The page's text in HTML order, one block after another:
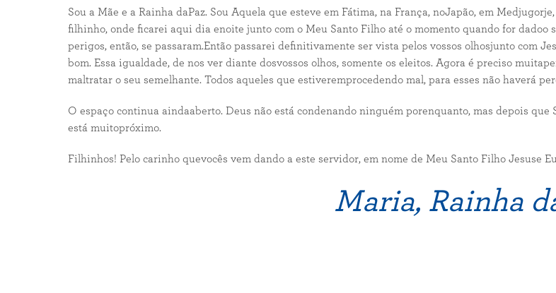
Sou a Mãe e a Rainha daPaz. Sou Aquela que esteve em Fátima, na França, noJapão, em
filhinho, onde ficarei aqui dia enoite junto com o Meu Santo Filho até o momento quando for dadoo
perigos, então, se passaram.Então passarei definitivamente ser vista pelos vossos olhosjunto com
bom. Essa igualdade, de nos ver diante dosvossos olhos, somente os eleitos. Agora é preciso
maltratar o seu semelhante. Todos aqueles que estiveremprocedendo mal, para esses não haverá
O espaço continua aindaaberto. Deus não está condenando ninguém porenquanto, mas depois
está muitopróximo.
Filhinhos! Pelo carinho quevocês vem dando a este servidor, em nome de Meu Santo Filho Jesuse
Maria, Rainha